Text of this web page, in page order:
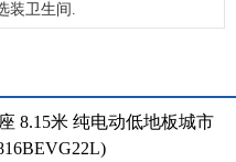
装卫生间.
8.15米 纯电动低地板城市